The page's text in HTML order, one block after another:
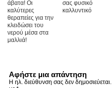
άβατα! Οι
καλύτερες
θεραπείες για την
κλειδώσει του
νερού μέσα στα
μαλλιά!
σας φυσικό
καλλυντικό
Αφήστε μια απάντηση
Η ηλ. διεύθυνση σας δεν δημοσιεύεται.